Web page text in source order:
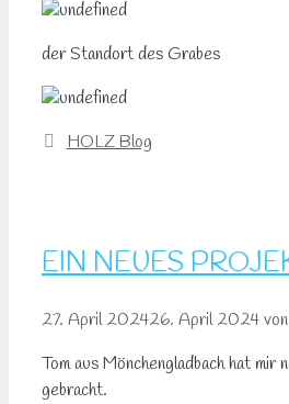
der Standort des Grabes
Kategorien
HOLZ Blog
EIN NEUES
27. April 202426. April 2024von
Tom aus Mönchengladbach hat mir
gebracht.